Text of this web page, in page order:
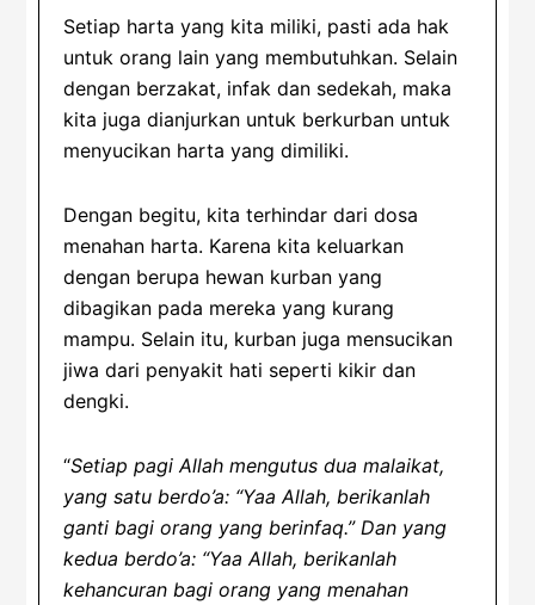
Setiap harta yang kita miliki, pasti ada hak
untuk orang lain yang membutuhkan. Selain
dengan berzakat, infak dan sedekah, maka
kita juga dianjurkan untuk berkurban untuk
menyucikan harta yang dimiliki.
Dengan begitu, kita terhindar dari dosa
menahan harta. Karena kita keluarkan
dengan berupa hewan kurban yang
dibagikan pada mereka yang kurang
mampu. Selain itu, kurban juga mensucikan
jiwa dari penyakit hati seperti kikir dan
dengki.
“Setiap pagi Allah mengutus dua malaikat,
yang satu berdo’a: “Yaa Allah, berikanlah
ganti bagi orang yang berinfaq.” Dan yang
kedua berdo’a: “Yaa Allah, berikanlah
kehancuran bagi orang yang menahan